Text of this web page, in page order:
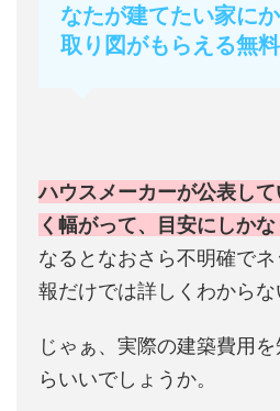
なたが建てたい家に
取り図がもらえる無
ハウスメーカーが公表し
く幅がって、目安にしかな
なるとなおさら不明確で
報だけでは詳しくわからな
じゃぁ、実際の建築費用
らいいでしょうか。